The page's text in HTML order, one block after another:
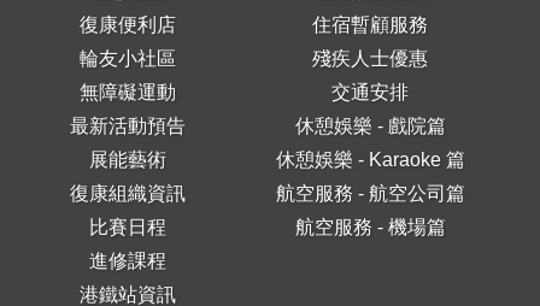
復康便利店
輪友小社區
無障礙運動
最新活動預告
展能藝術
復康組織資訊
比賽日程
進修課程
港鐵站資訊
住宿暫顧服務
殘疾人士優惠
交通安排
休憩娛樂 - 戲院篇
休憩娛樂 - Karaoke 篇
航空服務 - 航空公司篇
航空服務 - 機場篇